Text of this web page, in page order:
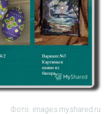
Фото: images.myshared.ru